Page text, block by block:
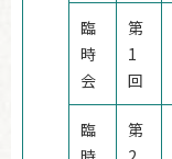
臨
時
会
第
1
回
臨
第